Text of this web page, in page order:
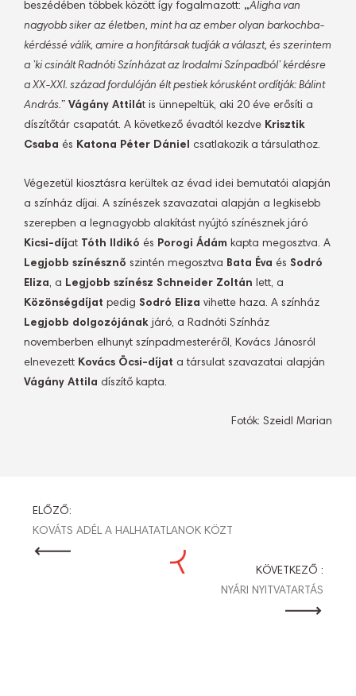
beszédében többek között így fogalmazott: „Aligha van
nagyobb siker az életben, mint ha az ember olyan barkochba-
kérdéssé válik, amire a honfitársak tudják a választ, és szerintem
a ’ki csinált Radnóti Színházat az Irodalmi Színpadból’ kérdésre
a XX-XXI. század fordulóján élt pestiek kórusként ordítják: Bálint
András.” Vágány Attilát is ünnepeltük, aki 20 éve erősíti a
díszítőtár csapatát. A következő évadtól kezdve Krisztik
Csaba és Katona Péter Dániel csatlakozik a társulathoz.
Végezetül kiosztásra kerültek az évad idei bemutatói alapján
a színház díjai. A színészek szavazatai alapján a legkisebb
szerepben a legnagyobb alakítást nyújtó színésznek járó
Kicsi-díjat Tóth Ildikó és Porogi Ádám kapta megosztva. A
Legjobb színésznő szintén megosztva Bata Éva és Sodró
Eliza, a Legjobb színész Schneider Zoltán lett, a
Közönségdíjat pedig Sodró Eliza vihette haza. A színház
Legjobb dolgozójának járó, a Radnóti Színház
novemberben elhunyt színpadmesteréről, Kovács Jánosról
elnevezett Kovács Öcsi-díjat a társulat szavazatai alapján
Vágány Attila díszítő kapta.
Fotók: Szeidl Marian
BEJEGYZÉS
NAVIGÁCIÓ
ELŐZŐ:
KOVÁTS ADÉL A HALHATATLANOK KÖZT
KÖVETKEZŐ :
NYÁRI NYITVATARTÁS